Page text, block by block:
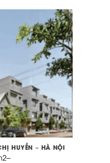
HUYỀN – HÀ NỘI
–